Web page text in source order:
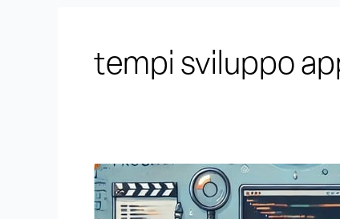
tempi sviluppo
Quanto
tempo
ci